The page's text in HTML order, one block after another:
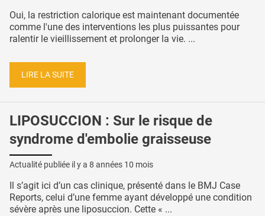
Oui, la restriction calorique est maintenant documentée
comme l'une des interventions les plus puissantes pour
ralentir le vieillissement et prolonger la vie. ...
LIRE LA SUITE
LIPOSUCCION : Sur le risque de
syndrome d'embolie graisseuse
Actualité publiée il y a 8 années 10 mois
Il s’agit ici d’un cas clinique, présenté dans le BMJ Case
Reports, celui d’une femme ayant développé une condition
sévère après une liposuccion. Cette « ...